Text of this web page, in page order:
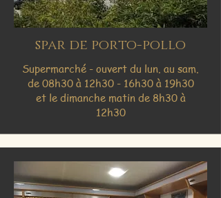
spar de porto-pollo
Supermarché - ouvert du lun. au sam.
de 08h30 à 12h30 - 16h30 à 19h30
et le dimanche matin de 8h30 à
12h30